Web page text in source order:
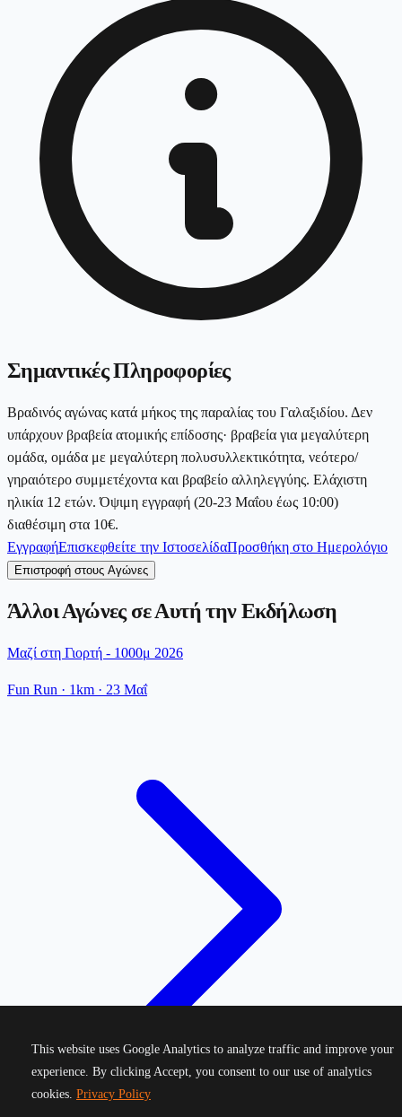
Σημαντικές Πληροφορίες
Βραδινός αγώνας κατά μήκος της παραλίας του Γαλαξιδίου. Δεν
υπάρχουν βραβεία ατομικής επίδοσης· βραβεία για μεγαλύτερη
ομάδα, ομάδα με μεγαλύτερη πολυσυλλεκτικότητα, νεότερο/
γηραιότερο συμμετέχοντα και βραβείο αλληλεγγύης. Ελάχιστη
ηλικία 12 ετών. Όψιμη εγγραφή (20-23 Μαΐου έως 10:00)
διαθέσιμη στα 10€.
ΕγγραφήΕπισκεφθείτε την ΙστοσελίδαΠροσθήκη στο Ημερολόγιο
Επιστροφή στους Αγώνες
Άλλοι Αγώνες σε Αυτή την Εκδήλωση
Μαζί στη Γιορτή - 1000μ 2026
Fun Run · 1km · 23 Μαΐ
This website uses Google Analytics to analyze traffic and improve your
experience. By clicking Accept, you consent to our use of analytics
cookies. Privacy Policy